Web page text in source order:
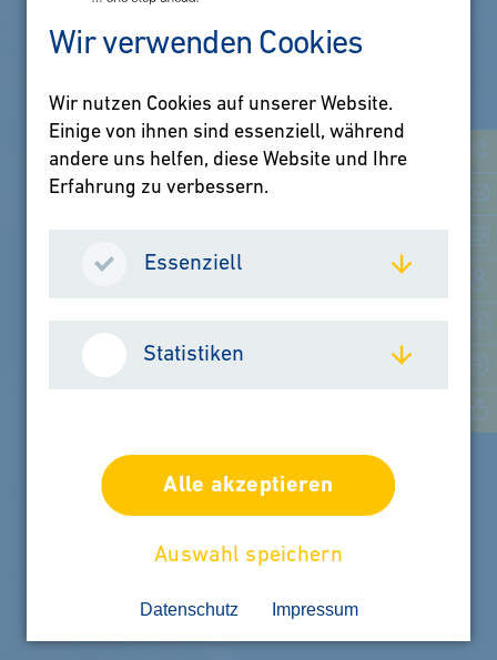
Wir verwenden Cookies
Wir nutzen Cookies auf unserer Website.
Einige von ihnen sind essenziell, während
andere uns helfen, diese Website und Ihre
Erfahrung zu verbessern.
Essenziell
Statistiken
Alle akzeptieren
Auswahl speichern
Datenschutz Impressum